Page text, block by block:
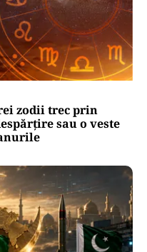
zodii trec prin
sau o veste